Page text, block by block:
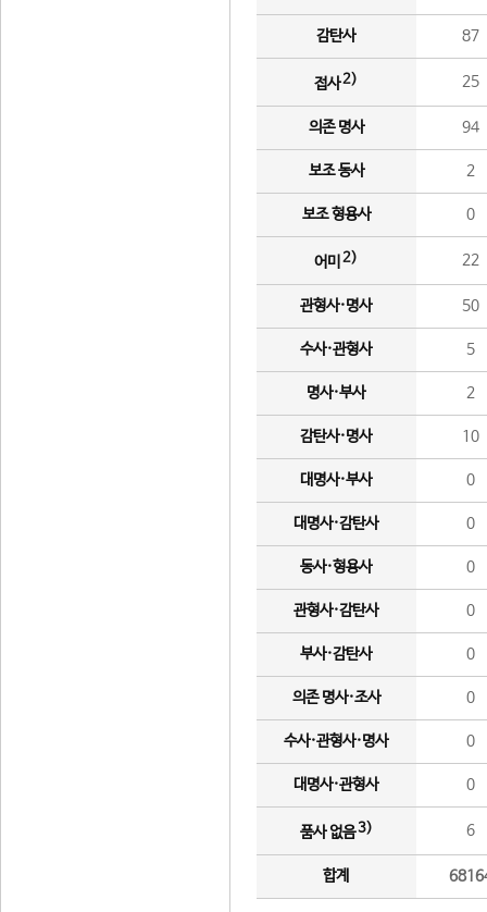
감탄사 87
접사2) 25
의존 명사 94
보조 동사 2
보조 형용사 0
어미 2) 22
관형사·명사 50
수사·관형사 5
명사·부사 2
감탄사·명사 10
대명사·부사 0
대명사·감탄사 0
동사·형용사 0
관형사·감탄사 0
부사·감탄사 0
의존 명사·조사 0
수사·관형사·명사 0
대명사·관형사 0
품사 없음3) 6
합계